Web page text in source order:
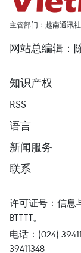
主管部门：越南通讯社
网站总编辑：
知识产权
RSS
语言
新闻服务
联系
许可证号：信息
BTTTT。
电话：(024)
39411348